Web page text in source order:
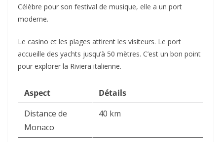
Célèbre pour son festival de musique, elle a un port
moderne.
Le casino et les plages attirent les visiteurs. Le port
accueille des yachts jusqu’à 50 mètres. C’est un bon point
pour explorer la Riviera italienne.
Aspect
Détails
Distance de
Monaco
40 km